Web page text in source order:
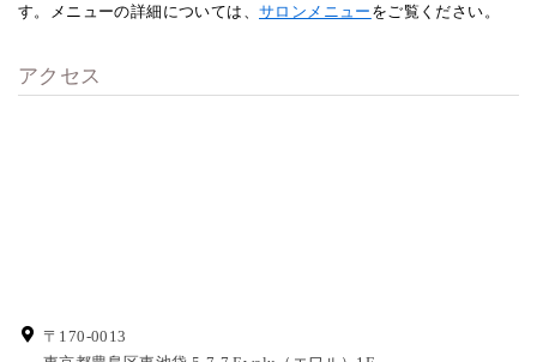
す。メニューの詳細については、 サロンメニュー をご覧ください。
アクセス
〒170-0013